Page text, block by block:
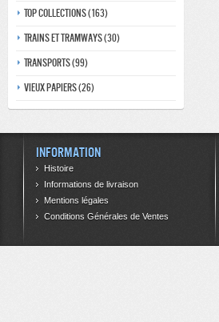
Top collections (163)
Trains et tramways (30)
Transports (99)
Vieux papiers (26)
Information
Histoire
Informations de livraison
Mentions légales
Conditions Générales de Ventes